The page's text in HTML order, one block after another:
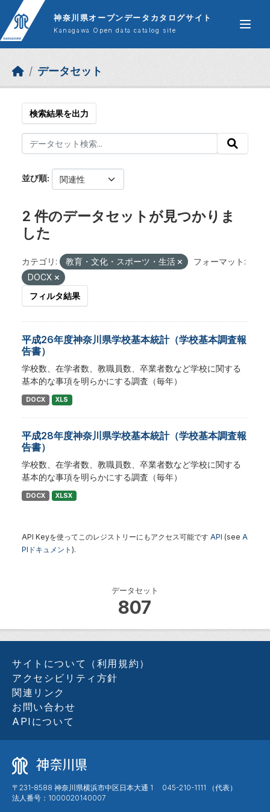
Skip to main content
神奈川県オープンデータカタログサイト
Kanagawa Open data catalog site
データセット
データセット
807
検索結果を出力
並び順
2 件のデータセットが見つかりま
した
カテゴリ: 教育・文化・スポーツ・生活
フォーマット:
DOCX
フィルタ結果
平成26年度神奈川県学校基本統計（学校基本調査報
告書）
学校数、在学者数、教職員数、卒業者数など学校に関する
基本的な事項を明らかにする調査（毎年）
DOCX XLS
平成28年度神奈川県学校基本統計（学校基本調査報
告書）
学校数、在学者数、教職員数、卒業者数など学校に関する
基本的な事項を明らかにする調査（毎年）
DOCX XLSX
API Keyを使ってこのレジストリーにもアクセス可能です API (see A
PIドキュメント ).
サイトについて（利用規約）
アクセシビリティ方針
関連リンク
お問い合わせ
APIについて
〒231-8588 神奈川県横浜市中区日本大通 1 045-210-1111 （代表）
法人番号：1000020140007